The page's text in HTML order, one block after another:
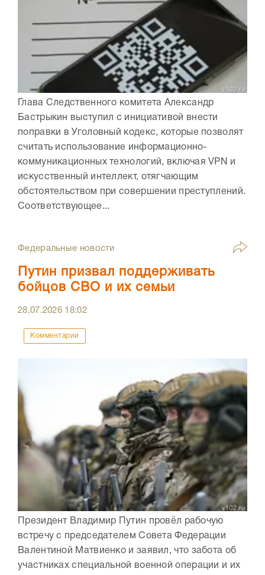
Глава Следственного комитета Александр
Бастрыкин выступил с инициативой внести
поправки в Уголовный кодекс, которые позволят
считать использование информационно-
коммуникационных технологий, включая VPN и
искусственный интеллект, отягчающим
обстоятельством при совершении преступлений.
Соответствующее...
Федеральные новости
Путин призвал поддерживать
бойцов СВО и их семьи
28.07.2026 18:02
Комментарии
Президент Владимир Путин провёл рабочую
встречу с председателем Совета Федерации
Валентиной Матвиенко и заявил, что забота об
участниках специальной военной операции и их